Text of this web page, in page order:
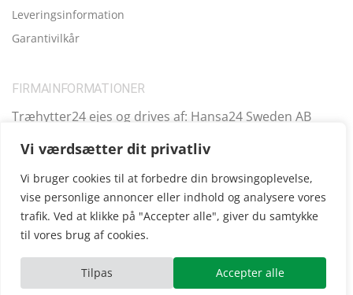
Vi værdsætter dit privatliv
Vi bruger cookies til at forbedre din browsingoplevelse,
vise personlige annoncer eller indhold og analysere vores
trafik. Ved at klikke på "Accepter alle", giver du samtykke
til vores brug af cookies.
Tilpas Accepter alle
Leveringsinformation
Garantivilkår
FIRMAINFORMATIONER
Træhytter24 ejes og drives af: Hansa24 Sweden AB
Kungsbro Strand 29, 112 26 Stockholm, Sverige.
Copyright © 2025Træhytter24, vi opererer også i følgende
andre lande: SE|FI|